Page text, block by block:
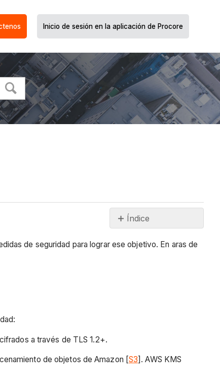
Inicio de sesión en la aplicación de Procore
Índice
Protección
Consulte
de seguridad para lograr ese objetivo. En aras de
a través de TLS 1.2+.
de objetos de Amazon [S3]. AWS KMS